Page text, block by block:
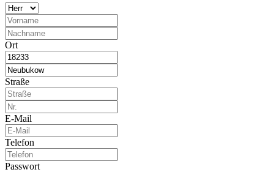
Ort
Straße
E-Mail
Telefon
Passwort